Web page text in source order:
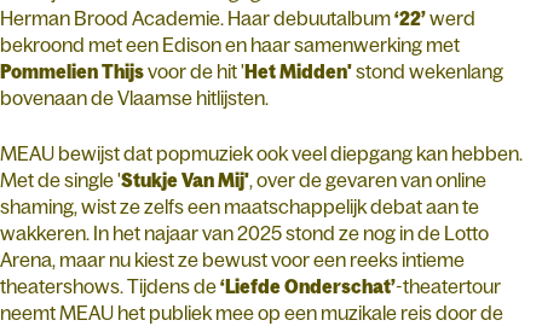
Herman Brood Academie. Haar debuutalbum‘22’werd
bekroond met een Edison en haar samenwerking met
Pommelien Thijsvoor de hit 'Het Midden'stond wekenlang
bovenaan de Vlaamse hitlijsten.
MEAU bewijst dat popmuziek ook veel diepgang kan hebben.
Met de single 'Stukje Van Mij' , over de gevaren van online
shaming, wist ze zelfs een maatschappelijk debat aan te
wakkeren. In het najaar van 2025 stond ze nog in de Lotto
Arena, maar nu kiest ze bewust voor een reeks intieme
theatershows. Tijdens de‘Liefde Onderschat’-theatertour
neemt MEAU het publiek mee op een muzikale reis door de